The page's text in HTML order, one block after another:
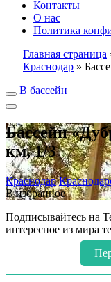
Контакты
О нас
Политика
Главная страница
Краснодар »
В бассейн
Бассейн
км, 1/3
Краснодар
В избранное
Подписывайтесь на
интересное из мира